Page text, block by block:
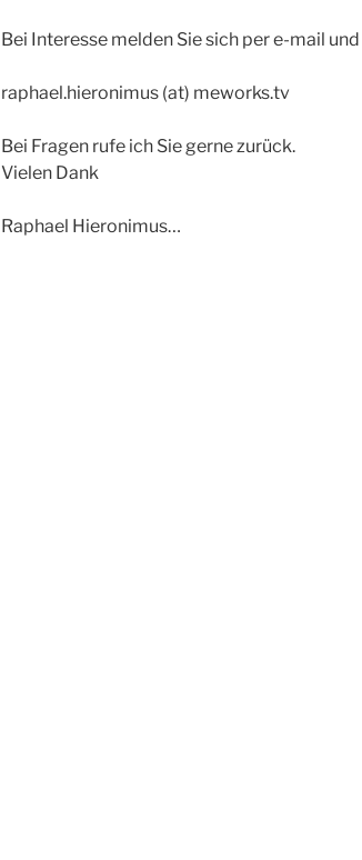
Bei Interesse melden Sie sich per e-mail
raphael.hieronimus (at) meworks.tv
Bei Fragen rufe ich Sie gerne zurück.
Vielen Dank
Raphael Hieronimus…